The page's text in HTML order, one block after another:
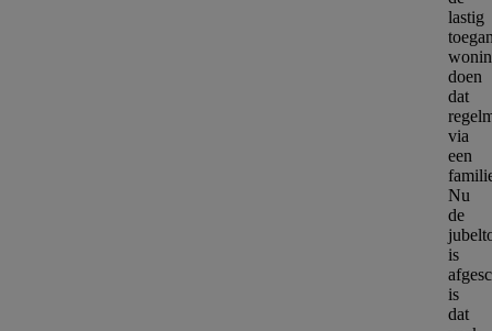
lastig
doen
dat
via
een
Nu
de
is
is
dat